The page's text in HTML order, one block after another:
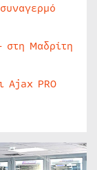
στη Μαδρίτη
Ajax PRO